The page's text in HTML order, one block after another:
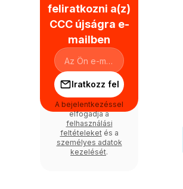
feliratkozni a(z)
CCC újságra e-
mailben
Iratkozz fel
A bejelentkezéssel
elfogadja a
felhasználási
feltételeketés a
személyes adatok
kezelését.